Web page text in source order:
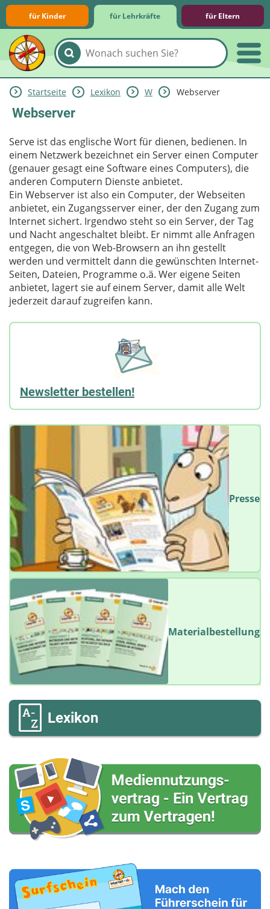
für Kinder für Lehrkräfte für Eltern
Lernmodule
Unterrichts­materialien
Internet-ABC-Schule
Praxishilfen
Aktuelles
Startseite Lexikon W Webserver
Webserver
Serve ist das englische Wort für dienen, bedienen. In
einem Netzwerk bezeichnet ein Server einen Computer
(genauer gesagt eine Software eines Computers), die
anderen Computern Dienste anbietet.
Ein Webserver ist also ein Computer, der Webseiten
anbietet, ein Zugangsserver einer, der den Zugang zum
Internet sichert. Irgendwo steht so ein Server, der Tag
und Nacht angeschaltet bleibt. Er nimmt alle Anfragen
entgegen, die von Web-Browsern an ihn gestellt
werden und vermittelt dann die gewünschten Internet-
Seiten, Dateien, Programme o.ä. Wer eigene Seiten
anbietet, lagert sie auf einem Server, damit alle Welt
jederzeit darauf zugreifen kann.
Newsletter bestellen!
Presse
Materialbestellung
Lexikon